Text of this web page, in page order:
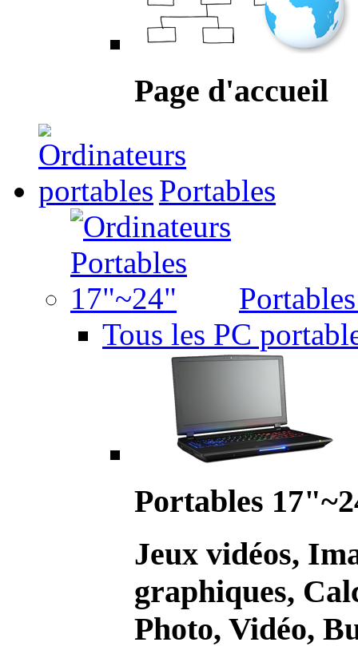
Page d'accueil
Portables
Tous les PC
Portables
Jeux vidéos,
graphiques,
Photo, Vidéo,